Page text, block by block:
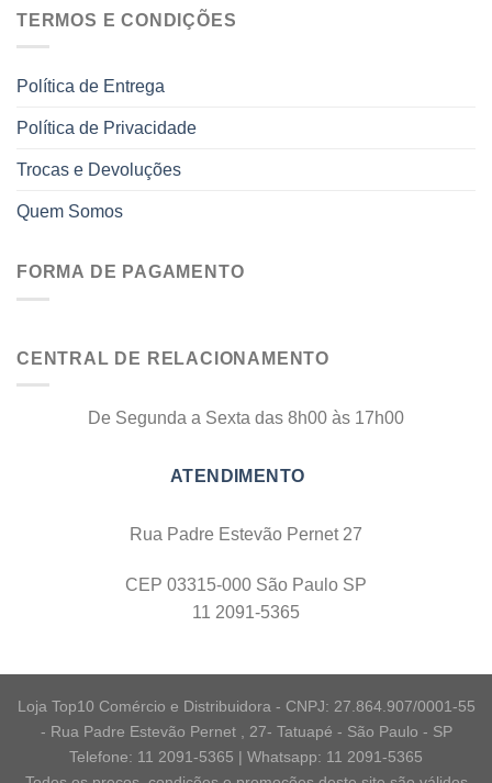
TERMOS E CONDIÇÕES
Política de Entrega
Política de Privacidade
Trocas e Devoluções
Quem Somos
FORMA DE PAGAMENTO
CENTRAL DE RELACIONAMENTO
De Segunda a Sexta das 8h00 às 17h00
Rua Padre Estevão Pernet 27
CEP 03315-000 São Paulo SP
11 2091-5365
Loja Top10 Comércio e Distribuidora - CNPJ: 27.864.907/0001-55
- Rua Padre Estevão Pernet , 27- Tatuapé - São Paulo - SP
Telefone: 11 2091-5365 | Whatsapp: 11 2091-5365